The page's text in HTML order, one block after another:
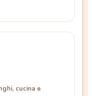
cucina e